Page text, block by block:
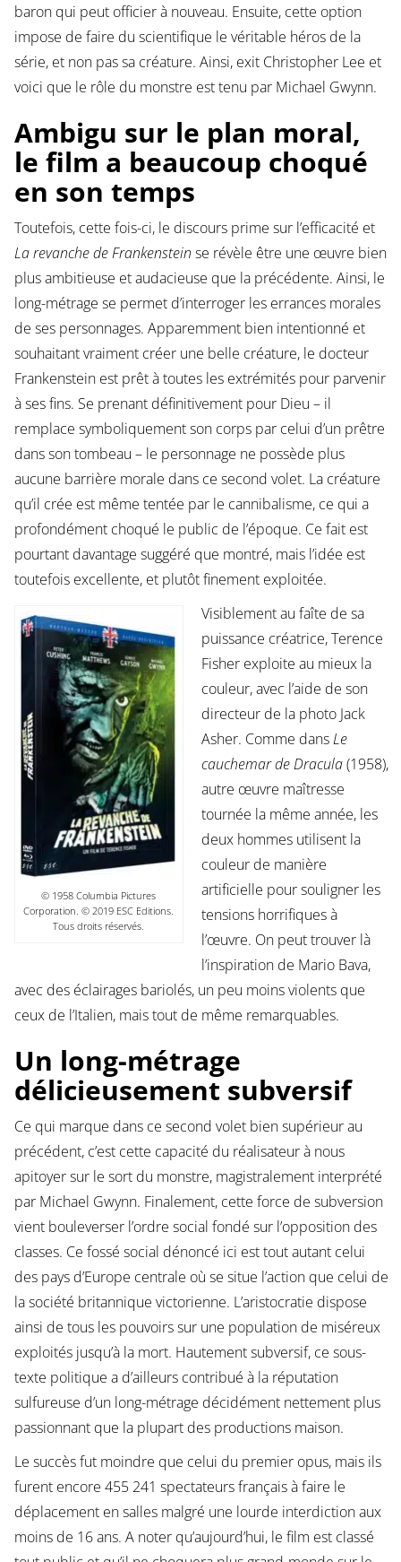
baron qui peut officier à nouveau. Ensuite, cette option
impose de faire du scientifique le véritable héros de la
série, et non pas sa créature. Ainsi, exit Christopher Lee et
voici que le rôle du monstre est tenu par Michael Gwynn.
Ambigu sur le plan moral,
le film a beaucoup choqué
en son temps
Toutefois, cette fois-ci, le discours prime sur l’efficacité et
La revanche de Frankenstein se révèle être une œuvre bien
plus ambitieuse et audacieuse que la précédente. Ainsi, le
long-métrage se permet d’interroger les errances morales
de ses personnages. Apparemment bien intentionné et
souhaitant vraiment créer une belle créature, le docteur
Frankenstein est prêt à toutes les extrémités pour parvenir
à ses fins. Se prenant définitivement pour Dieu – il
remplace symboliquement son corps par celui d’un prêtre
dans son tombeau – le personnage ne possède plus
aucune barrière morale dans ce second volet. La créature
qu’il crée est même tentée par le cannibalisme, ce qui a
profondément choqué le public de l’époque. Ce fait est
pourtant davantage suggéré que montré, mais l’idée est
toutefois excellente, et plutôt finement exploitée.
© 1958 Columbia Pictures
Corporation. © 2019 ESC Editions.
Tous droits réservés.
Visiblement au faîte de sa
puissance créatrice, Terence
Fisher exploite au mieux la
couleur, avec l’aide de son
directeur de la photo Jack
Asher. Comme dansLe
cauchemar de Dracula(1958),
autre œuvre maîtresse
tournée la même année, les
deux hommes utilisent la
couleur de manière
artificielle pour souligner les
tensions horrifiques à
l’œuvre. On peut trouver là
l’inspiration de Mario Bava,
avec des éclairages bariolés, un peu moins violents que
ceux de l’Italien, mais tout de même remarquables.
Un long-métrage
délicieusement subversif
Ce qui marque dans ce second volet bien supérieur au
précédent, c’est cette capacité du réalisateur à nous
apitoyer sur le sort du monstre, magistralement interprété
par Michael Gwynn. Finalement, cette force de subversion
vient bouleverser l’ordre social fondé sur l’opposition des
classes. Ce fossé social dénoncé ici est tout autant celui
des pays d’Europe centrale où se situe l’action que celui de
la société britannique victorienne. L’aristocratie dispose
ainsi de tous les pouvoirs sur une population de miséreux
exploités jusqu’à la mort. Hautement subversif, ce sous-
texte politique a d’ailleurs contribué à la réputation
sulfureuse d’un long-métrage décidément nettement plus
passionnant que la plupart des productions maison.
Le succès fut moindre que celui du premier opus, mais ils
furent encore 455 241 spectateurs français à faire le
déplacement en salles malgré une lourde interdiction aux
moins de 16 ans. A noter qu’aujourd’hui, le film est classé